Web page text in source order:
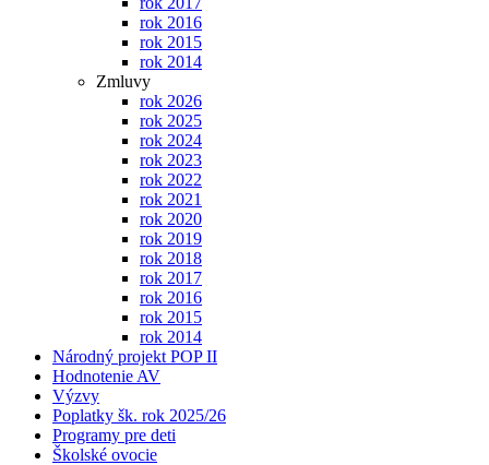
rok 2016
rok 2015
rok 2014
Zmluvy
rok 2026
rok 2025
rok 2024
rok 2023
rok 2022
rok 2021
rok 2020
rok 2019
rok 2018
rok 2017
rok 2016
rok 2015
rok 2014
Národný projekt POP II
Hodnotenie AV
Výzvy
Poplatky šk. rok 2025/26
Programy pre deti
Školské ovocie